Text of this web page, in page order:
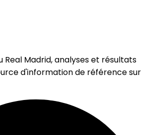
Real Madrid, analyses et résultats
d'information de référence sur